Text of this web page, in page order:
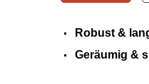
Robust &
Geräumig &